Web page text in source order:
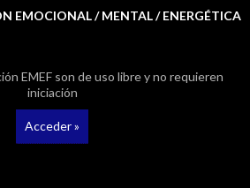
EMOCIONAL / MENTAL / ENERGÉTICA
EMEF son de uso libre y no requieren
iniciación
Acceder »